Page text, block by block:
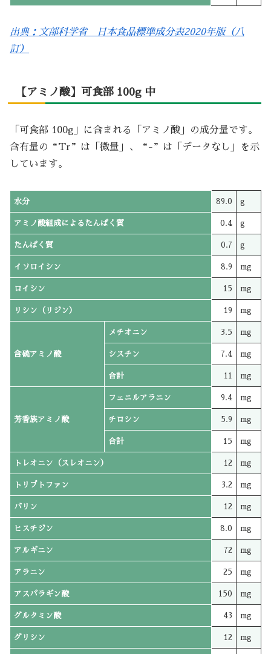
出典：文部科学省 日本食品標準成分表2020年版（八
訂）
【アミノ酸】可食部 100g 中
「可食部 100g」に含まれる「アミノ酸」の成分量です。
含有量の“Tr”は「微量」、“-”は「データなし」を示
しています。
水分 89.0 g
アミノ酸組成によるたんぱく質 0.4 g
たんぱく質 0.7 g
イソロイシン 8.9 mg
ロイシン 15 mg
リシン（リジン） 19 mg
含硫アミノ酸
メチオニン 3.5 mg
シスチン 7.4 mg
合計 11 mg
芳香族アミノ酸
フェニルアラニン 9.4 mg
チロシン 5.9 mg
合計 15 mg
トレオニン（スレオニン） 12 mg
トリプトファン 3.2 mg
バリン 12 mg
ヒスチジン 8.0 mg
アルギニン 72 mg
アラニン 25 mg
アスパラギン酸 150 mg
グルタミン酸 43 mg
グリシン 12 mg